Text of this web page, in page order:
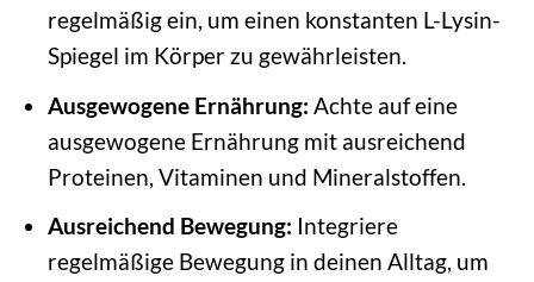
regelmäßig ein, um einen konstanten L-Lysin-
Spiegel im Körper zu gewährleisten.
Ausgewogene Ernährung: Achte auf eine
ausgewogene Ernährung mit ausreichend
Proteinen, Vitaminen und Mineralstoffen.
Ausreichend Bewegung: Integriere
regelmäßige Bewegung in deinen Alltag, um